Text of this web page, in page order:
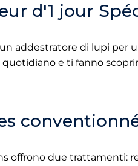
d'1 jour
addestratore di lupi per
e ti fanno
offrono due trattamenti: